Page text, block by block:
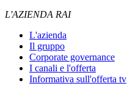
L'AZIENDA RAI
L'azienda
Il gruppo
Corporate governance
I canali e l'offerta
Informativa sull'offerta tv